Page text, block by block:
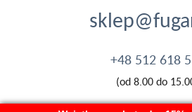
+48 512 618
(od 8.00 do